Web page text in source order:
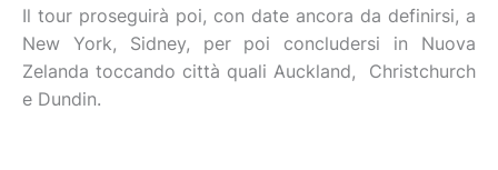
Il tour proseguirà poi, con date ancora da definirsi, a
New York, Sidney, per poi concludersi in Nuova
Zelanda toccando città quali Auckland, Christchurch
e Dundin.